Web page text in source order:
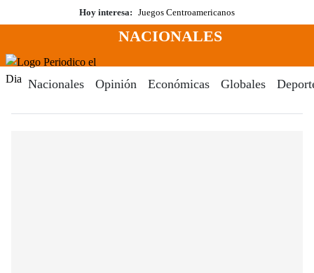
al
Hoy interesa: Juegos Centroamericanos
Menú
NACIONALES
Nacionales Opinión Económicas Globales